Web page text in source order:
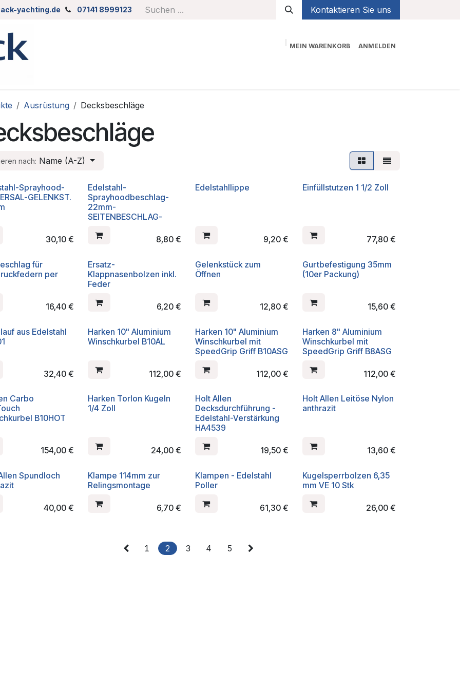
yachting.de 07141 8999123 Kontaktieren Sie uns
MEIN WARENKORB ANMELDEN
Ausrüstung Decksbeschläge
nach: Name (A-Z)
Sprayhood-
GELENKST.
30,10€
Edelstahl-
Sprayhoodbeschlag-
22mm-
SEITENBESCHLAG-
8,80€
Edelstahllippe
9,20€
Einfüllstutzen 1 1/2 Zoll
77,80€
für
per
16,40€
Ersatz-
Klappnasenbolzen inkl.
Feder
6,20€
Gelenkstück zum
Öffnen
12,80€
Gurtbefestigung 35mm
(10er Packung)
15,60€
aus Edelstahl
32,40€
Harken 10" Aluminium
Winschkurbel B10AL
112,00€
Harken 10" Aluminium
Winschkurbel mit
SpeedGrip Griff B10ASG
112,00€
Harken 8" Aluminium
Winschkurbel mit
SpeedGrip Griff B8ASG
112,00€
Carbo
B10HOT
154,00€
Harken Torlon Kugeln
1/4 Zoll
24,00€
Holt Allen
Decksdurchführung -
Edelstahl-Verstärkung
HA4539
19,50€
Holt Allen Leitöse Nylon
anthrazit
13,60€
Spundloch
40,00€
Klampe 114mm zur
Relingsmontage
6,70€
Klampen - Edelstahl
Poller
61,30€
Kugelsperrbolzen 6,35
mm VE 10 Stk
26,00€
1 2 3 4 5